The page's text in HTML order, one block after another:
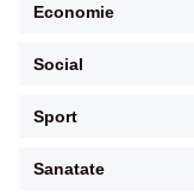
Economie
Social
Sport
Sanatate